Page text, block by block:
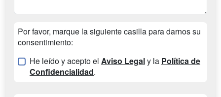
Por favor, marque la siguiente casilla para darnos su
consentimiento:
He leído y acepto el Aviso Legaly la Política de
Confidencialidad.